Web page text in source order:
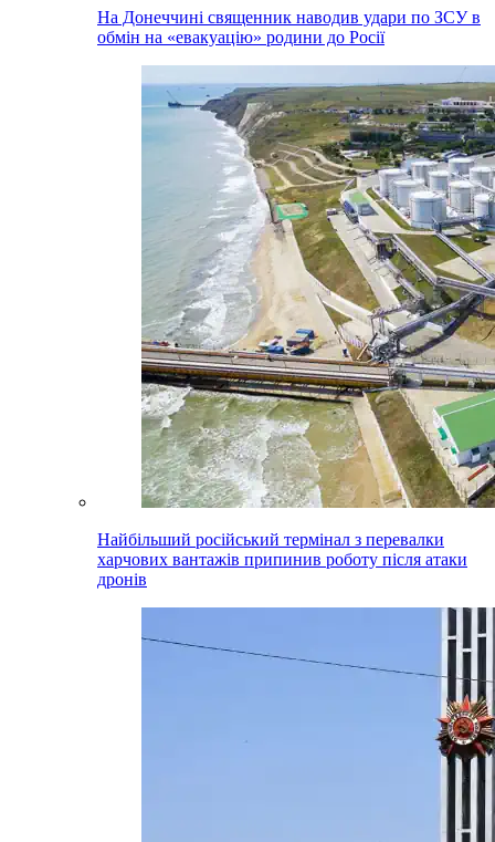
На Донеччині священник наводив удари по ЗСУ в
обмін на «евакуацію» родини до Росії
Найбільший російський термінал з перевалки
харчових вантажів припинив роботу після атаки
дронів